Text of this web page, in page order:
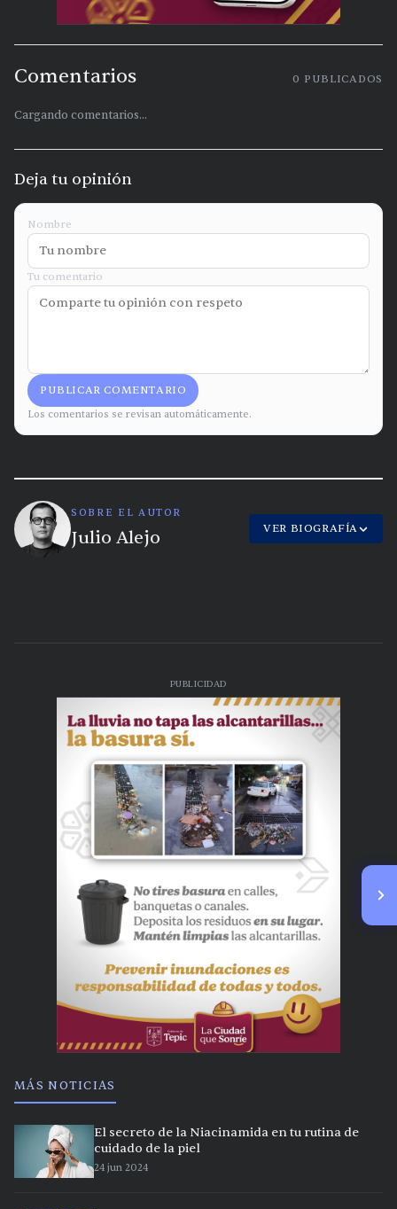
Comentarios 0 PUBLICADOS
Cargando comentarios...
Deja tu opinión
Nombre
Tu comentario
PUBLICAR COMENTARIO
Los comentarios se revisan automáticamente.
SOBRE EL AUTOR
Julio Alejo VER BIOGRAFÍA
PUBLICIDAD
MÁS NOTICIAS
El secreto de la Niacinamida en tu rutina de
cuidado de la piel
24 jun 2024